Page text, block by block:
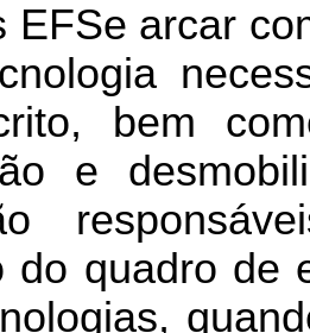
EFSe arcar
bem
e
do quadro de